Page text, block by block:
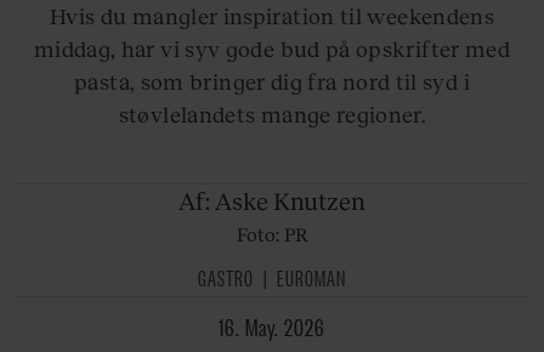
Hvis du mangler inspiration til weekendens
middag, har vi syv gode bud på opskrifter med
pasta, som bringer dig fra nord til syd i
støvlelandets mange regioner.
Af: Aske Knutzen
Foto: PR
GASTRO EUROMAN
16. May. 2026